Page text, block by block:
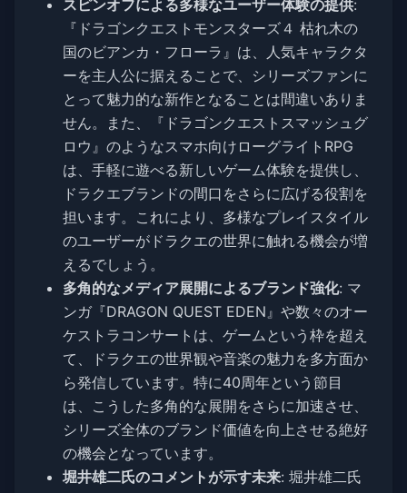
スピンオフによる多様なユーザー体験の提供:
『ドラゴンクエストモンスターズ４ 枯れ木の
国のビアンカ・フローラ』は、人気キャラクタ
ーを主人公に据えることで、シリーズファンに
とって魅力的な新作となることは間違いありま
せん。また、『ドラゴンクエストスマッシュグ
ロウ』のようなスマホ向けローグライトRPG
は、手軽に遊べる新しいゲーム体験を提供し、
ドラクエブランドの間口をさらに広げる役割を
担います。これにより、多様なプレイスタイル
のユーザーがドラクエの世界に触れる機会が増
えるでしょう。
多角的なメディア展開によるブランド強化: マ
ンガ『DRAGON QUEST EDEN』や数々のオー
ケストラコンサートは、ゲームという枠を超え
て、ドラクエの世界観や音楽の魅力を多方面か
ら発信しています。特に40周年という節目
は、こうした多角的な展開をさらに加速させ、
シリーズ全体のブランド価値を向上させる絶好
の機会となっています。
堀井雄二氏のコメントが示す未来: 堀井雄二氏